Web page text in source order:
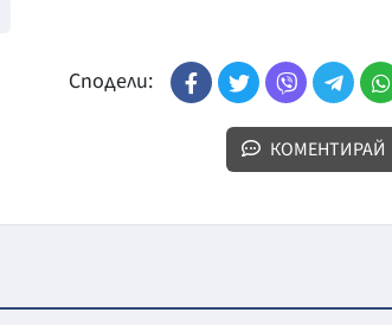
Сподели:
КОМЕНТИРАЙ